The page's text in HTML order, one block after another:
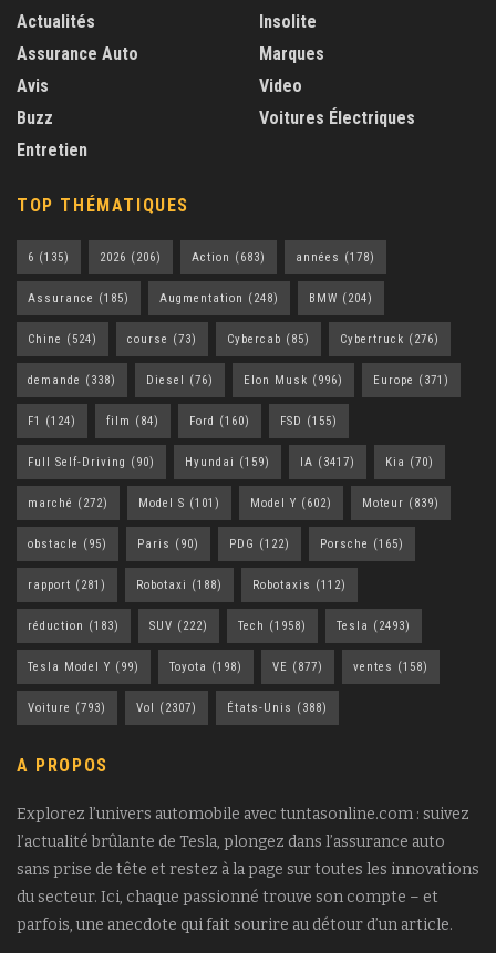
Actualités
Assurance Auto
Avis
Buzz
Entretien
Insolite
Marques
Video
Voitures Électriques
TOP THÉMATIQUES
6 (135) 2026 (206) Action (683) années (178)
Assurance (185) Augmentation (248) BMW (204)
Chine (524) course (73) Cybercab (85) Cybertruck (276)
demande (338) Diesel (76) Elon Musk (996) Europe (371)
F1 (124) film (84) Ford (160) FSD (155)
Full Self-Driving (90) Hyundai (159) IA (3417) Kia (70)
marché (272) Model S (101) Model Y (602) Moteur (839)
obstacle (95) Paris (90) PDG (122) Porsche (165)
rapport (281) Robotaxi (188) Robotaxis (112)
réduction (183) SUV (222) Tech (1958) Tesla (2493)
Tesla Model Y (99) Toyota (198) VE (877) ventes (158)
Voiture (793) Vol (2307) États-Unis (388)
A PROPOS
Explorez l’univers automobile avec tuntasonline.com : suivez
l’actualité brûlante de Tesla, plongez dans l’assurance auto
sans prise de tête et restez à la page sur toutes les innovations
du secteur. Ici, chaque passionné trouve son compte – et
parfois, une anecdote qui fait sourire au détour d’un article.